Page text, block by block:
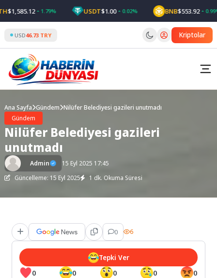
to
content
1.79% USDT$1.00 0.02% BNB$553.92 0.99%
USD46.73 TRY Kriptolar
Ana Sayfa Gündem Nilüfer Belediyesi gazileri unutmadı
Gündem
Nilüfer Belediyesi gazileri
unutmadı
Admin
15 Eyl 2025 17:45
Güncelleme: 15 Eyl 2025
1 dk. Okuma Süresi
0 6
0 0 0 0 0
Tepki Ver